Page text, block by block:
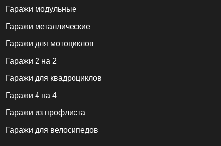
Гаражи модульные
Гаражи металлические
Гаражи для мотоциклов
Гаражи 2 на 2
Гаражи для квадроциклов
Гаражи 4 на 4
Гаражи из профлиста
Гаражи для велосипедов